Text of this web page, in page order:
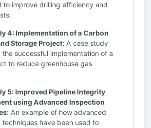
to improve drilling efficiency and
4: Implementation of a Carbon
Storage Project: A case study
the successful implementation of a
to reduce greenhouse gas
5: Improved Pipeline Integrity
using Advanced Inspection
An example of how advanced
techniques have been used to